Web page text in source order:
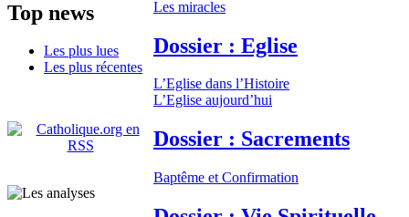
Top news
Les plus lues
Les plus récentes
Les miracles
Dossier : Eglise
L’Eglise dans l’Histoire
L’Eglise aujourd’hui
Dossier : Sacrements
Baptême et Confirmation